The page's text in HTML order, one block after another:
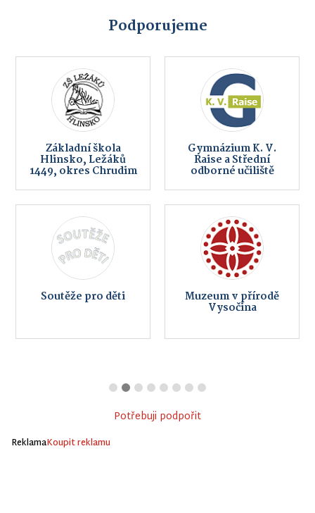
Podporujeme
Základní škola
Hlinsko, Ležáků
1449, okres Chrudim
Gymnázium K. V.
Raise a Střední
odborné učiliště
Soutěže pro děti Muzeum v přírodě
Vysočina
Potřebuji podpořit
ReklamaKoupit reklamu